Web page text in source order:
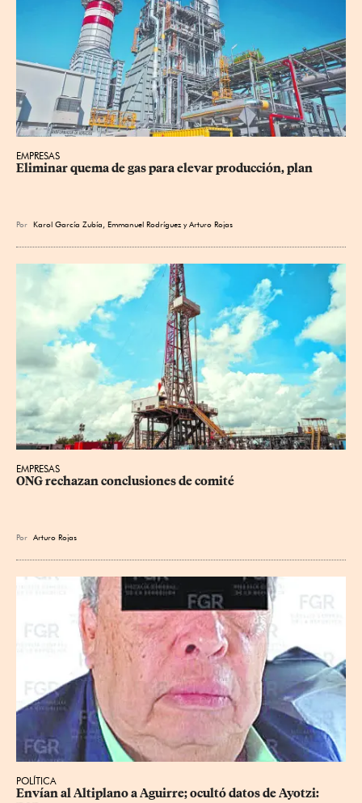
EMPRESAS
Eliminar quema de gas para elevar producción, plan
Por Karol García Zubía Emmanuel Rodríguez yArturo Rojas
EMPRESAS
ONG rechazan conclusiones de comité
Por Arturo Rojas
POLÍTICA
Envían al Altiplano a Aguirre; ocultó datos de Ayotzi: